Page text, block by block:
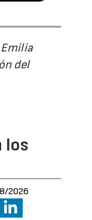
Emilia
del
los
2026